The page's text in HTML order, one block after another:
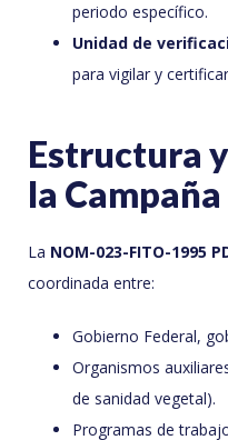
periodo específico.
Unidad de
para vigilar y
Estructura
la Campaña
La NOM-023-FITO-1995
coordinada entre:
Gobierno Federal,
Organismos
de sanidad vegetal).
Programas de